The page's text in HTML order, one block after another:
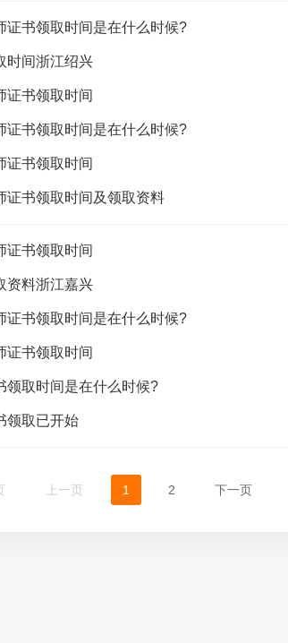
证书领取时间是在什么时候?
时间浙江绍兴
证书领取时间
证书领取时间是在什么时候?
证书领取时间
证书领取时间及领取资料
证书领取时间
资料浙江嘉兴
证书领取时间是在什么时候?
证书领取时间
领取时间是在什么时候?
领取已开始
上一页 1 2 下一页